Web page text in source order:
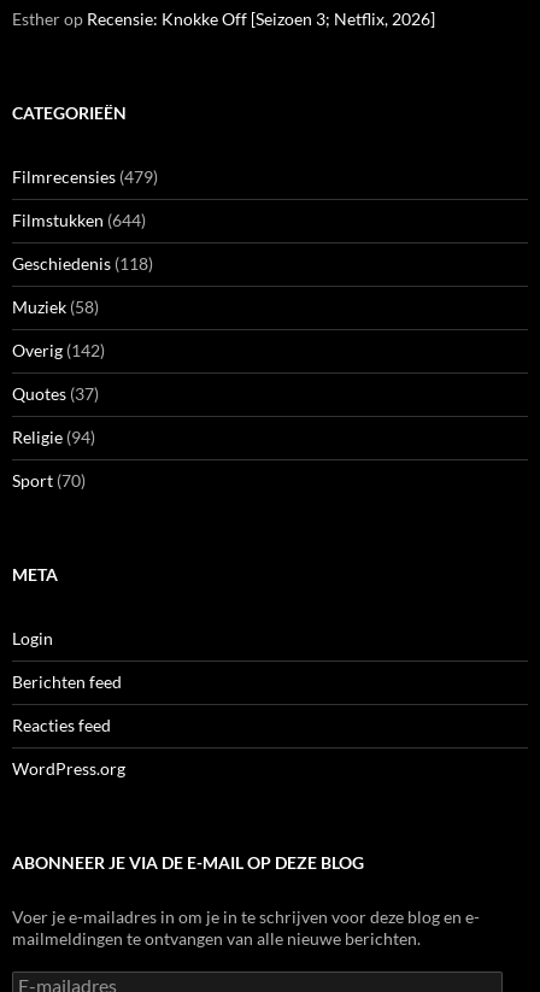
Estherop Recensie: Knokke Off [Seizoen 3; Netflix, 2026]
CATEGORIEËN
Filmrecensies (479)
Filmstukken (644)
Geschiedenis (118)
Muziek (58)
Overig (142)
Quotes (37)
Religie (94)
Sport (70)
META
Login
Berichten feed
Reacties feed
WordPress.org
ABONNEER JE VIA DE E-MAIL OP DEZE BLOG
Voer je e-mailadres in om je in te schrijven voor deze blog en e-
mailmeldingen te ontvangen van alle nieuwe berichten.
E-